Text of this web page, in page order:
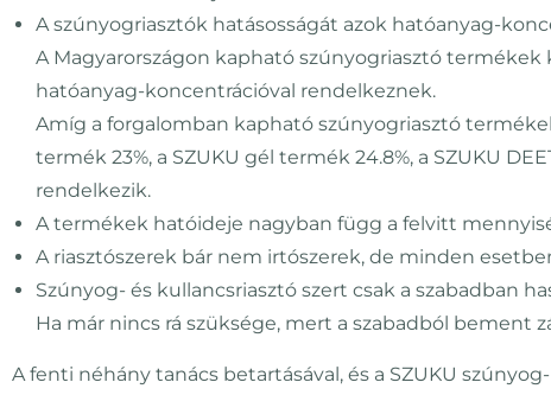
A szúnyogriasztók hatásosságát azok hatóanyag-
A Magyarországon kapható szúnyogriasztó
hatóanyag-koncentrációval rendelkeznek.
Amíg a forgalomban kapható szúnyogriasztó
termék 23%, a SZUKU gél termék 24.8%, a SZUKU
rendelkezik.
A termékek hatóideje nagyban függ a felvitt
A riasztószerek bár nem irtószerek, de minden
Szúnyog- és kullancsriasztó szert csak a szabadban
Ha már nincs rá szüksége, mert a szabadból bement
A fenti néhány tanács betartásával, és a SZUKU